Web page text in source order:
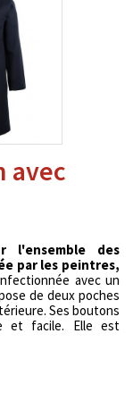
avec
l'ensemble des
par les peintres,
avec un
de deux poches
Ses boutons
et facile. Elle est